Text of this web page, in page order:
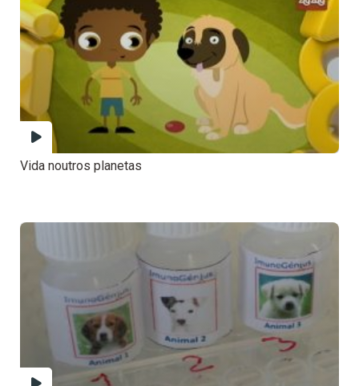
Vida noutros planetas